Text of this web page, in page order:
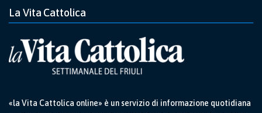
La Vita Cattolica
«la Vita Cattolica online» è un servizio di informazione quotidiana